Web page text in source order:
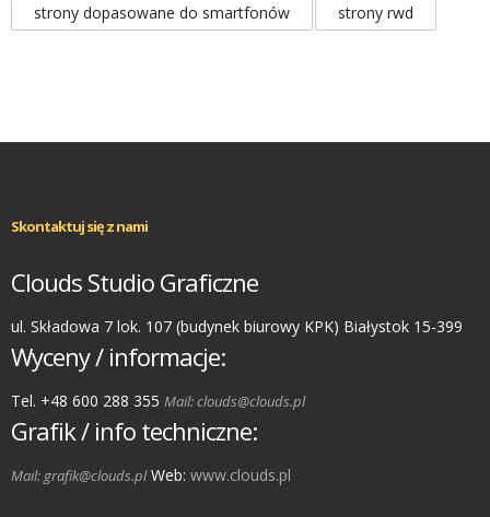
strony dopasowane do smartfonów
strony rwd
Skontaktuj się z nami
Clouds Studio Graficzne
ul. Składowa 7 lok. 107 (budynek biurowy KPK) Białystok 15-399
Wyceny / informacje:
Tel. +48 600 288 355 Mail: clouds@clouds.pl
Grafik / info techniczne:
Mail: grafik@clouds.plWeb: www.clouds.pl